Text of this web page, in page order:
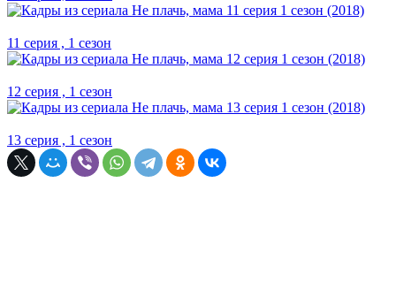
11 серия , 1 сезон
12 серия , 1 сезон
13 серия , 1 сезон